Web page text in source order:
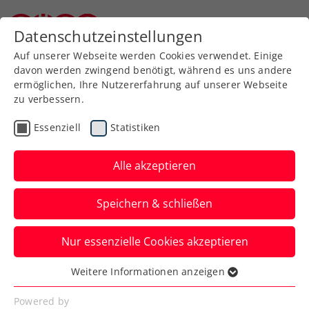
Zurück zur Newsübersicht
Danube Upper Austria
Open: Beeindruckender
Rodionov feiert
Heimtriumph
Das ÖTV-Davis-Cup-Ass ist beim ATP-
Challenger in Mauthausen auch von Jiri
Lehecka nicht zu stoppen.
Verfasst von: Manuel Wachta, 08.05.2022
Datenschutzeinstellungen
Auf unserer Webseite werden Cookies verwendet. Einige
davon werden zwingend benötigt, während es uns andere
ermöglichen, Ihre Nutzererfahrung auf unserer Webseite
zu verbessern.
Essenziell Statistiken
Alle akzeptieren
Speichern & schließen
Nur essenzielle Cookies akzeptieren
Essenziell
Essenzielle Cookies werden für grundlegende
Weitere Informationen anzeigen
Powered by